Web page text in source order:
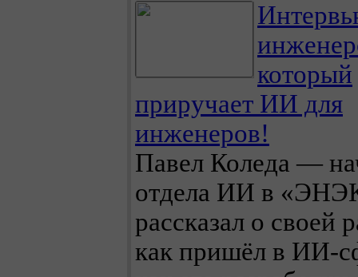
который
приручает ИИ для
инженеров!
Павел Коледа —
отдела ИИ в
рассказал о своей
как пришёл в ИИ-